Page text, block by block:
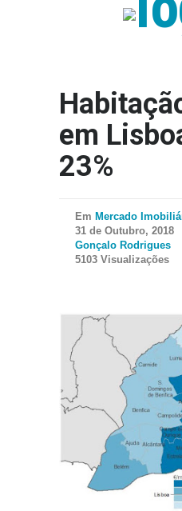
em
23%
Em Mercado
31 de Outubro, 2018
Gonçalo Rodrigues
5103 Visualizações